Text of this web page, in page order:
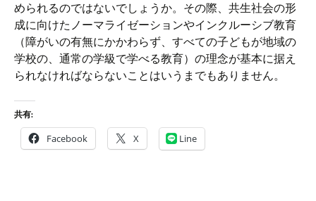
められるのではないでしょうか。その際、共生社会の形
成に向けたノーマライゼーションやインクルーシブ教育
（障がいの有無にかかわらず、すべての子どもが地域の
学校の、通常の学級で学べる教育）の理念が基本に据え
られなければならないことはいうまでもありません。
共有:
Facebook X Line